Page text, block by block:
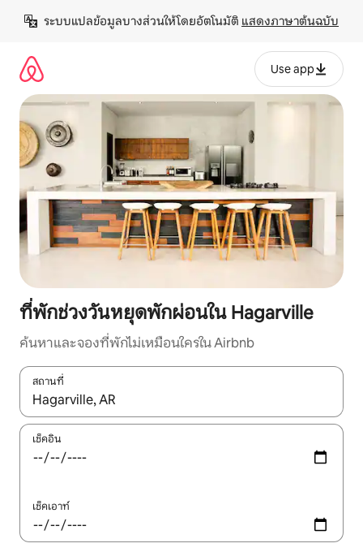
เนื้อหา
ระบบแปลข้อมูลบางส่วนให้โดยอัตโนมัติ แสดงภาษาต้นฉบับ
Use app
ที่พักช่วงวันหยุดพักผ่อนใน Hagarville
ค้นหาและจองที่พักไม่เหมือนใครใน Airbnb
สถานที่
ใช้ลูกศรขึ้นลง หรือใช้การสัมผัสหรือปัด เพื่อสำรวจผลการค้นหา
เช็คอิน
เช็คเอาท์